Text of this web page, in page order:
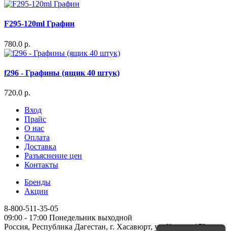
F295-120ml Графин
780.0 р.
f296 - Графины (ящик 40 штук)
720.0 р.
Вход
Прайс
О нас
Оплата
Доставка
Разъяснение цен
Контакты
Бренды
Акции
8-800-511-35-05
09:00 - 17:00 Понедельник выходной
Россия, Республика Дагестан, г. Хасавюрт, ул. Кирова 172